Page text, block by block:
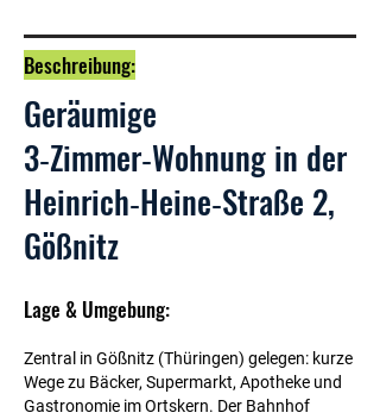
Beschreibung:
Geräumige
3‑Zimmer‑Wohnung in der
Heinrich‑Heine‑Straße 2,
Gößnitz
Lage & Umgebung:
Zentral in Gößnitz (Thüringen) gelegen: kurze
Wege zu Bäcker, Supermarkt, Apotheke und
Gastronomie im Ortskern. Der Bahnhof